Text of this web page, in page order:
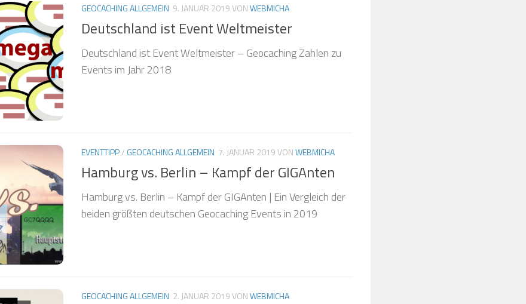
GEOCACHING ALLGEMEIN 9. JANUAR 2019VONWEBMICHA
Deutschland ist Event Weltmeister
Deutschland ist Event Weltmeister – Geocaching Zahlen zu
Events im Jahr 2018
EVENTTIPP/ GEOCACHING ALLGEMEIN 7. JANUAR 2019VONWEBMICHA
Hamburg vs. Berlin – Kampf der GIGAnten
Hamburg vs. Berlin – Kampf der GIGAnten | Ein Vergleich der
beiden größten deutschen Geocaching Events in 2019
GEOCACHING ALLGEMEIN 2. JANUAR 2019VONWEBMICHA